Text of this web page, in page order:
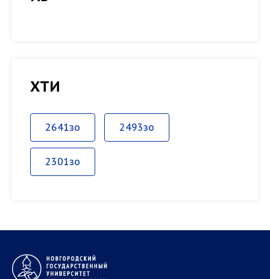
ХТИ
2641зо 2493зо
2301зо